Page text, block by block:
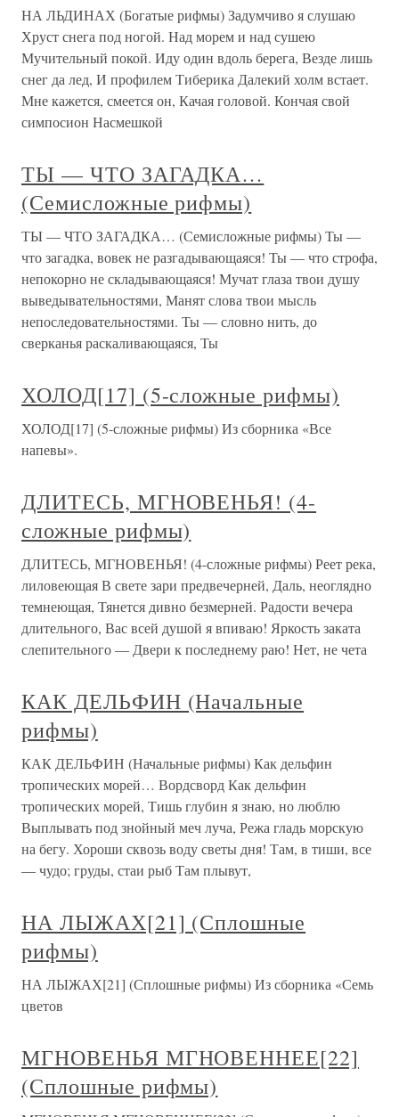
НА ЛЬДИНАХ (Богатые рифмы) Задумчиво я слушаю
Хруст снега под ногой. Над морем и над сушею
Мучительный покой. Иду один вдоль берега, Везде лишь
снег да лед, И профилем Тиберика Далекий холм встает.
Мне кажется, смеется он, Качая головой. Кончая свой
симпосион Насмешкой
ТЫ — ЧТО ЗАГАДКА…
(Семисложные рифмы)
ТЫ — ЧТО ЗАГАДКА… (Семисложные рифмы) Ты —
что загадка, вовек не разгадывающаяся! Ты — что строфа,
непокорно не складывающаяся! Мучат глаза твои душу
выведывательностями, Манят слова твои мысль
непоследовательностями. Ты — словно нить, до
сверканья раскаливающаяся, Ты
ХОЛОД[17] (5-сложные рифмы)
ХОЛОД[17] (5-сложные рифмы) Из сборника «Все
напевы».
ДЛИТЕСЬ, МГНОВЕНЬЯ! (4-
сложные рифмы)
ДЛИТЕСЬ, МГНОВЕНЬЯ! (4-сложные рифмы) Реет река,
лиловеющая В свете зари предвечерней, Даль, неоглядно
темнеющая, Тянется дивно безмерней. Радости вечера
длительного, Вас всей душой я впиваю! Яркость заката
слепительного — Двери к последнему раю! Нет, не чета
КАК ДЕЛЬФИН (Начальные
рифмы)
КАК ДЕЛЬФИН (Начальные рифмы) Как дельфин
тропических морей… Вордсворд Как дельфин
тропических морей, Тишь глубин я знаю, но люблю
Выплывать под знойный меч луча, Режа гладь морскую
на бегу. Хороши сквозь воду светы дня! Там, в тиши, все
— чудо; груды, стаи рыб Там плывут,
НА ЛЫЖАХ[21] (Сплошные
рифмы)
НА ЛЫЖАХ[21] (Сплошные рифмы) Из сборника «Семь
цветов
МГНОВЕНЬЯ МГНОВЕННЕЕ[22]
(Сплошные рифмы)